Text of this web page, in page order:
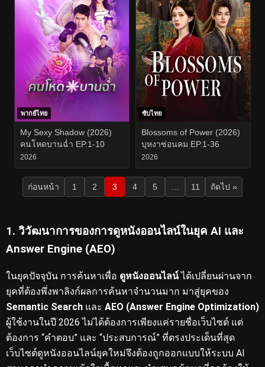
พากย์ไทย
My Sexy Shadow (2026)
คนโหดบานฉ่ำ EP.1-10
2026
ซับไทย
Blossoms of Power (2026)
บุหงาซ่อนคม EP.1-36
2026
ก่อนหน้า 1 2 3 4 5 11 ถัดไป »
1. วิวัฒนาการของการดูหนังออนไลน์ในยุค AI และ
Answer Engine (AEO)
ในยุคปัจจุบัน การค้นหาเพื่อ ดูหนังออนไลน์ได้เปลี่ยนผ่านจาก
ยุคที่ต้องพึ่งพาลิงก์ผลการค้นหาจำนวนมาก มาสู่ยุคของ
Semantic Search และ AEO (Answer Engine Optimization)
ผู้ใช้งานในปี 2026 ไม่ได้ต้องการเพียงแค่รายชื่อเว็บไซต์ แต่
ต้องการ “คำตอบ” และ “ประสบการณ์” ที่ตรงประเด็นที่สุด
เว็บไซต์ดูหนังออนไลน์ยุคใหม่จึงต้องถูกออกแบบให้ระบบ AI